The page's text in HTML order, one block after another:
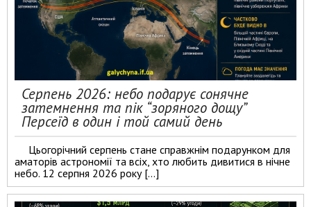
Серпень 2026: небо подарує сонячне
затемнення та пік “зоряного дощу”
Персеїд в один і той самий день
Цьогорічний серпень стане справжнім подарунком для
аматорів астрономії та всіх, хто любить дивитися в нічне
небо. 12 серпня 2026 року […]